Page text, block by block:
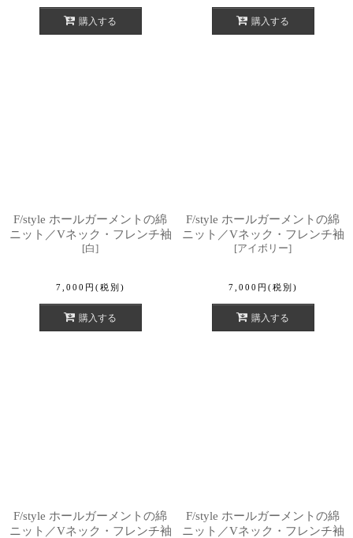
購入する 購入する
F/style ホールガーメントの綿
ニット／Vネック・フレンチ袖
[白]
7,000 円 (税別)
購入する
F/style ホールガーメントの綿
ニット／Vネック・フレンチ袖
[アイボリー]
7,000 円 (税別)
購入する
F/style ホールガーメントの綿
ニット／Vネック・フレンチ袖
F/style ホールガーメントの綿
ニット／Vネック・フレンチ袖